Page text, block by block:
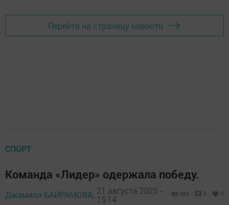
Перейти на страницу новости
СПОРТ
Команда «Лидер» одержала победу.
Джамиля БАЙРАМОВА, 21 августа 2025 -
15:14
383 0 0